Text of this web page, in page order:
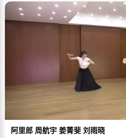
站满了忙碌的家长的宿舍里，闫欣挤在角落
拿着地图熟悉美丽的校园。 助人就是助己 在五四运动场边上找到闫欣的时
候，她正一个人静静的坐在操场边上看英语
的笑容，让人感觉很亲切。据闫欣的妈妈
跟着一串小朋友，不管到哪里，都特别容易
她的一致评价就是无私，乐于助人，闫欣害
那么伟大了，我只是特别喜欢跟别人呆在一
是特别清晰了，但在初中和高中阶段，闫欣
好学生，优秀班干部之类的，基本都是全票通过。 闫欣有一个女
不是很好，只考了70分，作为数学科代表
的工作，在闫欣的帮助下，女孩高考数学拿
的笑了："没有那么伟大了，我觉得帮助别
候我也得到了很多帮助，她有时候会提出一
讨论，共同进步。助人也是助己嘛。" 大学里，闫欣报名参加了元培排球队，
她喜欢很多人一起运动的感觉，尽管现在
其他人赶紧将它救起来，大家都在为一个共
好。总有一天，我也会打得很好的，"闫欣自信满满
阿里郎 周航宇 姜菁斐 刘雨晓